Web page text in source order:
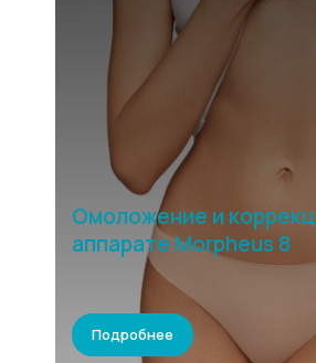
Омоложение и
аппарате Morpheus 8
Подробнее